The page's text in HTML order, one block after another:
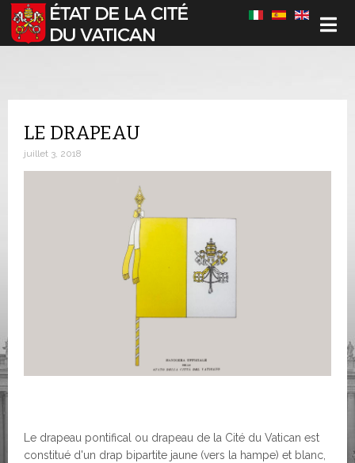
Sélectionnez votre langue
LE DRAPEAU
juillet 3, 2018
Le drapeau pontifical ou drapeau de la Cité du Vatican est
constitué d'un drap bipartite jaune (vers la hampe) et blanc,